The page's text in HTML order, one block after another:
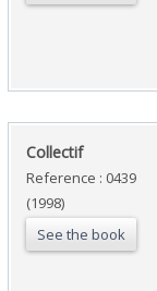
‎Collectif‎
Reference : 0439
(1998)
See the book